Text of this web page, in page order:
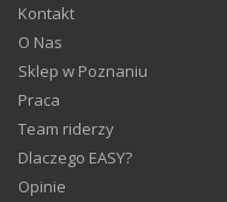
Kontakt
O Nas
Sklep w Poznaniu
Praca
Team riderzy
Dlaczego EASY?
Opinie